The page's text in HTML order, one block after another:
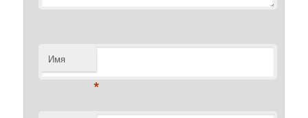
Имя
*